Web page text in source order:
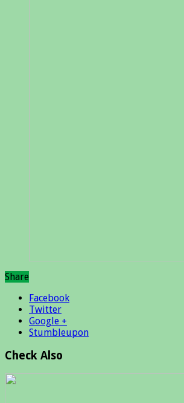
Share
Facebook
Twitter
Google +
Stumbleupon
Check Also